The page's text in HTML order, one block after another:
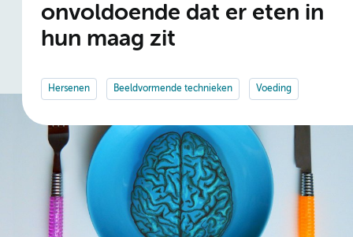
onvoldoende dat er eten in
hun maag zit
Hersenen Beeldvormende technieken Voeding